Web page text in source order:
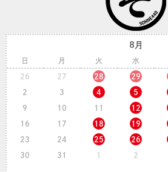
8月
日 月 火 水
26 27 28 29
2 3 4 5
9 10 11 12
16 17 18 19
23 24 25 26
30 31 1 2